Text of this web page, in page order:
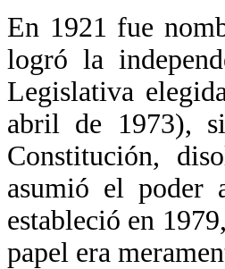
En 1921 fue
logró la
Legislativa
abril de 1973),
Constitución,
asumió el poder
estableció en
papel era